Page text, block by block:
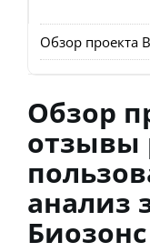
Обзор проекта
Обзор
отзывы
анализ
Биозонс